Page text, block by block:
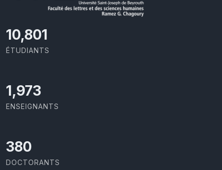
11,418
ÉTUDIANTS
2,086
ENSEIGNANTS
403
DOCTORANTS